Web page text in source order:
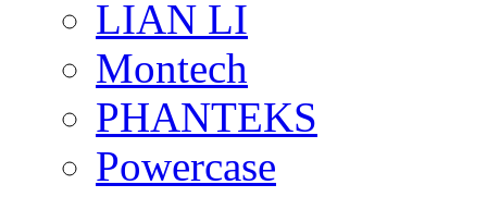
LIAN LI
Montech
PHANTEKS
Powercase